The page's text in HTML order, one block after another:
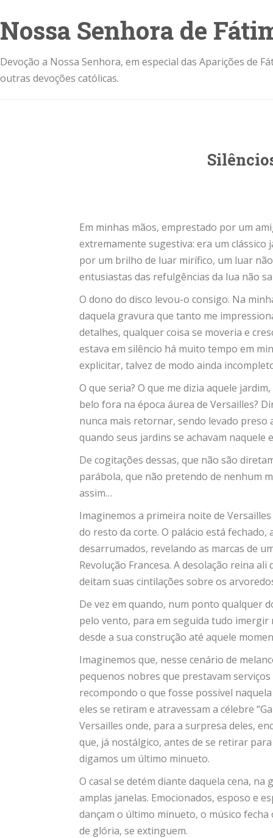
Nossa Senhora de
Devoção a Nossa Senhora, em especial das Aparições de
outras devoções católicas.
Em minhas mãos, emprestado por um
extremamente sugestiva: era um
por um brilho de luar mirífico, um luar
entusiastas das refulgências da lua não
O dono do disco levou-o consigo. Na
daquela gravura que tanto me
detalhes, qualquer coisa se moveria e
estava em silêncio há muito tempo em
explicitar, talvez de modo ainda
O que seria? O que me dizia aquele
belo fora na época áurea de Versailles?
nunca mais retornar, sendo levado
quando seus jardins se achavam naquele
De cogitações dessas, que não são
parábola, que não pretendo de nenhum
assim…
Imaginemos a primeira noite de
do resto da corte. O palácio está
desarrumados, revelando as marcas de
Revolução Francesa. A desolação reina
deitam suas cintilações sobre os
De vez em quando, num ponto qualquer
pelo vento, para em seguida tudo
desde a sua construção até aquele
Imaginemos que, nesse cenário de
pequenos nobres que prestavam
recompondo o que fosse possível
eles se retiram e atravessam a célebre
Versailles onde, para a surpresa deles,
que, já nostálgico, antes de se retirar
digamos um último minueto.
O casal se detém diante daquela cena,
amplas janelas. Emocionados, esposo e
dançam o último minueto, o músico
de glória, se extinguem.